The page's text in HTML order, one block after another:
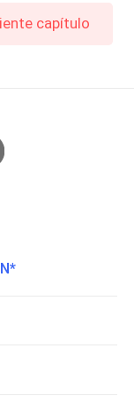
capítulo